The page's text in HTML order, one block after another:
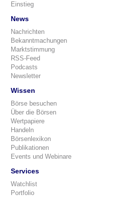
Einstieg
News
Nachrichten
Bekanntmachungen
Marktstimmung
RSS-Feed
Podcasts
Newsletter
Wissen
Börse besuchen
Über die Börsen
Wertpapiere
Handeln
Börsenlexikon
Publikationen
Events und Webinare
Services
Watchlist
Portfolio